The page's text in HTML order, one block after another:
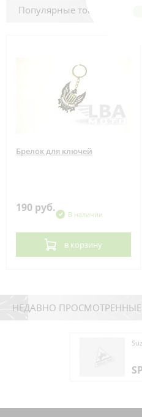
Популярные товары
Брелок для ключей
190 руб.
В наличии
в корзину
НЕДАВНО